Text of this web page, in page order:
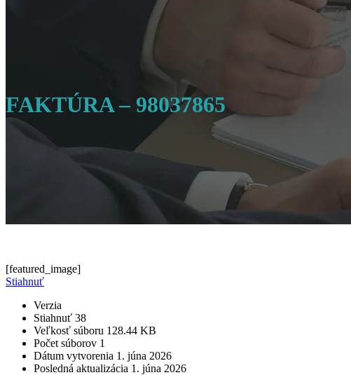
FAKTÚRA – 98037865
[featured_image]
Stiahnuť
Verzia
Stiahnuť 38
Veľkosť súboru 128.44 KB
Počet súborov 1
Dátum vytvorenia 1. júna 2026
Posledná aktualizácia 1. júna 2026